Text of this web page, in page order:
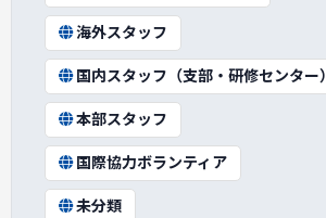
海外スタッフ
国内スタッフ（支部・研修センター）
本部スタッフ
国際協力ボランティア
未分類